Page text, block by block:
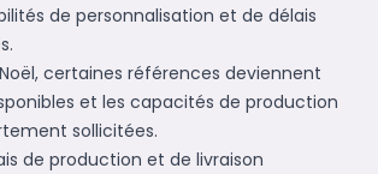
de personnalisation et de délais
certaines références deviennent
et les capacités de production
sollicitées.
de production et de livraison